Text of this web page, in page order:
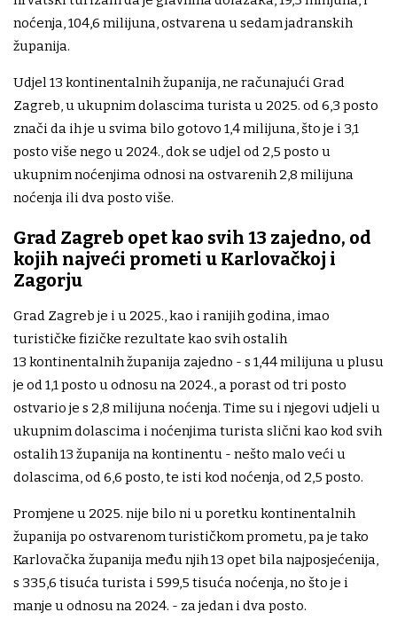
noćenja, 104,6 milijuna, ostvarena u sedam jadranskih
županija.
Udjel 13 kontinentalnih županija, ne računajući Grad
Zagreb, u ukupnim dolascima turista u 2025. od 6,3 posto
znači da ih je u svima bilo gotovo 1,4 milijuna, što je i 3,1
posto više nego u 2024., dok se udjel od 2,5 posto u
ukupnim noćenjima odnosi na ostvarenih 2,8 milijuna
noćenja ili dva posto više.
Grad Zagreb opet kao svih 13 zajedno, od
kojih najveći prometi u Karlovačkoj i
Zagorju
Grad Zagreb je i u 2025., kao i ranijih godina, imao
turističke fizičke rezultate kao svih ostalih
13 kontinentalnih županija zajedno - s 1,44 milijuna u plusu
je od 1,1 posto u odnosu na 2024., a porast od tri posto
ostvario je s 2,8 milijuna noćenja. Time su i njegovi udjeli u
ukupnim dolascima i noćenjima turista slični kao kod svih
ostalih 13 županija na kontinentu - nešto malo veći u
dolascima, od 6,6 posto, te isti kod noćenja, od 2,5 posto.
Promjene u 2025. nije bilo ni u poretku kontinentalnih
županija po ostvarenom turističkom prometu, pa je tako
Karlovačka županija među njih 13 opet bila najposjećenija,
s 335,6 tisuća turista i 599,5 tisuća noćenja, no što je i
manje u odnosu na 2024. - za jedan i dva posto.